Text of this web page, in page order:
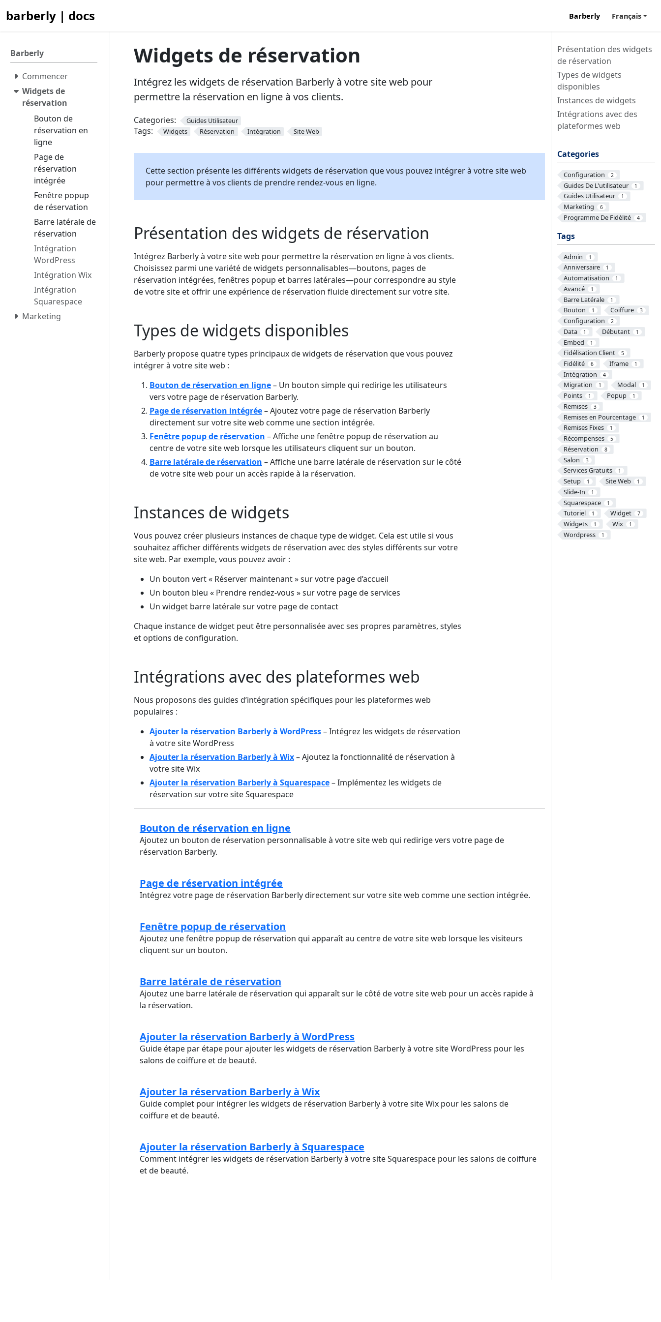
barberly | docs Barberly Français
Barberly
Commencer
Widgets de
réservation
Bouton de
réservation en
ligne
Page de
réservation
intégrée
Fenêtre popup
de réservation
Barre latérale de
réservation
Intégration
WordPress
Intégration Wix
Intégration
Squarespace
Marketing
Présentation des widgets
de réservation
Types de widgets
disponibles
Instances de widgets
Intégrations avec des
plateformes web
Categories
Configuration 2
Guides De L'utilisateur 1
Guides Utilisateur 1
Marketing 6
Programme De Fidélité 4
Tags
Admin 1
Anniversaire 1
Automatisation 1
Avancé 1
Barre Latérale 1
Bouton 1 Coiffure 3
Configuration 2
Data 1 Débutant 1
Embed 1
Fidélisation Client 5
Fidélité 6 Iframe 1
Intégration 4
Migration 1 Modal 1
Points 1 Popup 1
Remises 3
Remises en Pourcentage 1
Remises Fixes 1
Récompenses 5
Réservation 8
Salon 3
Services Gratuits 1
Setup 1 Site Web 1
Slide-In 1
Squarespace 1
Tutoriel 1 Widget 7
Widgets 1 Wix 1
Wordpress 1
Widgets de réservation
Intégrez les widgets de réservation Barberly à votre site web pour
permettre la réservation en ligne à vos clients.
Categories: Guides Utilisateur
Tags: Widgets Réservation Intégration Site Web
Cette section présente les différents widgets de réservation que vous pouvez intégrer à votre site web
pour permettre à vos clients de prendre rendez-vous en ligne.
Présentation des widgets de réservation
Intégrez Barberly à votre site web pour permettre la réservation en ligne à vos clients.
Choisissez parmi une variété de widgets personnalisables—boutons, pages de
réservation intégrées, fenêtres popup et barres latérales—pour correspondre au style
de votre site et offrir une expérience de réservation fluide directement sur votre site.
Types de widgets disponibles
Barberly propose quatre types principaux de widgets de réservation que vous pouvez
intégrer à votre site web :
Bouton de réservation en ligne– Un bouton simple qui redirige les utilisateurs
vers votre page de réservation Barberly.
Page de réservation intégrée– Ajoutez votre page de réservation Barberly
directement sur votre site web comme une section intégrée.
Fenêtre popup de réservation – Affiche une fenêtre popup de réservation au
centre de votre site web lorsque les utilisateurs cliquent sur un bouton.
Barre latérale de réservation – Affiche une barre latérale de réservation sur le côté
de votre site web pour un accès rapide à la réservation.
Instances de widgets
Vous pouvez créer plusieurs instances de chaque type de widget. Cela est utile si vous
souhaitez afficher différents widgets de réservation avec des styles différents sur votre
site web. Par exemple, vous pouvez avoir :
Un bouton vert « Réserver maintenant » sur votre page d’accueil
Un bouton bleu « Prendre rendez-vous » sur votre page de services
Un widget barre latérale sur votre page de contact
Chaque instance de widget peut être personnalisée avec ses propres paramètres, styles
et options de configuration.
Intégrations avec des plateformes web
Nous proposons des guides d’intégration spécifiques pour les plateformes web
populaires :
Ajouter la réservation Barberly à WordPress– Intégrez les widgets de réservation
à votre site WordPress
Ajouter la réservation Barberly à Wix– Ajoutez la fonctionnalité de réservation à
votre site Wix
Ajouter la réservation Barberly à Squarespace– Implémentez les widgets de
réservation sur votre site Squarespace
Bouton de réservation en ligne
Ajoutez un bouton de réservation personnalisable à votre site web qui redirige vers votre page de
réservation Barberly.
Page de réservation intégrée
Intégrez votre page de réservation Barberly directement sur votre site web comme une section intégrée.
Fenêtre popup de réservation
Ajoutez une fenêtre popup de réservation qui apparaît au centre de votre site web lorsque les visiteurs
cliquent sur un bouton.
Barre latérale de réservation
Ajoutez une barre latérale de réservation qui apparaît sur le côté de votre site web pour un accès rapide à
la réservation.
Ajouter la réservation Barberly à WordPress
Guide étape par étape pour ajouter les widgets de réservation Barberly à votre site WordPress pour les
salons de coiffure et de beauté.
Ajouter la réservation Barberly à Wix
Guide complet pour intégrer les widgets de réservation Barberly à votre site Wix pour les salons de
coiffure et de beauté.
Ajouter la réservation Barberly à Squarespace
Comment intégrer les widgets de réservation Barberly à votre site Squarespace pour les salons de coiffure
et de beauté.